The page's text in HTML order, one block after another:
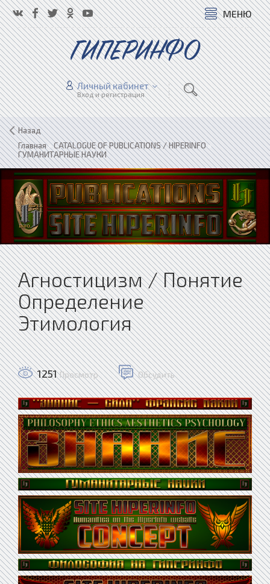
МЕНЮ
ГИПЕРИНФО
Личный кабинет
Вход и регистрация
Назад
Главная»CATALOGUE OF PUBLICATIONS / HIPERINFO»
ГУМАНИТАРНЫЕ НАУКИ
Агностицизм / Понятие
Определение
Этимология
1251 Просмотр Обсудить